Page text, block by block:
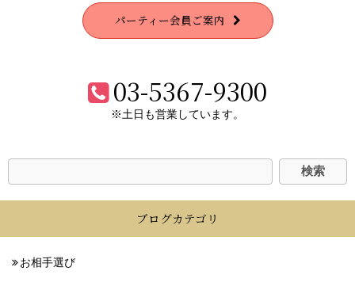
パーティー会員ご案内
03-5367-9300
※土日も営業しています。
ブログカテゴリ
お相手選び